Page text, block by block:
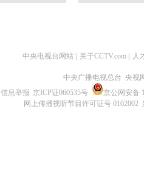
中央电视台网站 关于CCTV.com 人
中央广播电视总台 央视
息举报 京ICP证060535号
京公网安备
网上传播视听节目许可证号 0102002